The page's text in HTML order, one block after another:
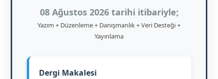
08 Ağustos 2026 tarihi itibariyle;
Yazım + Düzenleme + Danışmanlık + Veri Desteği +
Yayınlama
Dergi Makalesi